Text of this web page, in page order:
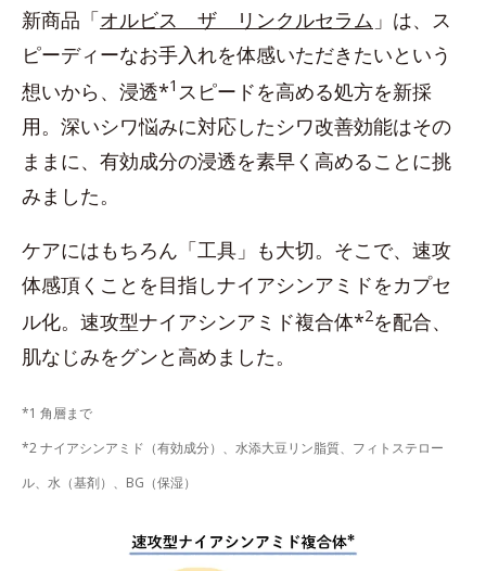
新商品「オルビス ザ リンクルセラム 」は、ス
ピーディーなお手入れを体感いただきたいという
想いから、浸透*1 スピードを高める処方を新採
用。深いシワ悩みに対応したシワ改善効能はその
ままに、有効成分の浸透を素早く高めることに挑
みました。
ケアにはもちろん「工具」も大切。そこで、速攻
体感頂くことを目指しナイアシンアミドをカプセ
ル化。速攻型ナイアシンアミド複合体*2を配合、
肌なじみをグンと高めました。
*1 角層まで
*2 ナイアシンアミド（有効成分）、水添大豆リン脂質、フィトステロー
ル、水（基剤）、BG（保湿）